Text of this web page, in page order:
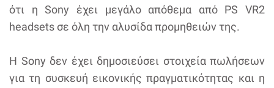
ότι η Sony έχει μεγάλο απόθεμα από PS VR2
headsets σε όλη την αλυσίδα προμηθειών της.
Η Sony δεν έχει δημοσιεύσει στοιχεία πωλήσεων
για τη συσκευή εικονικής πραγματικότητας και η